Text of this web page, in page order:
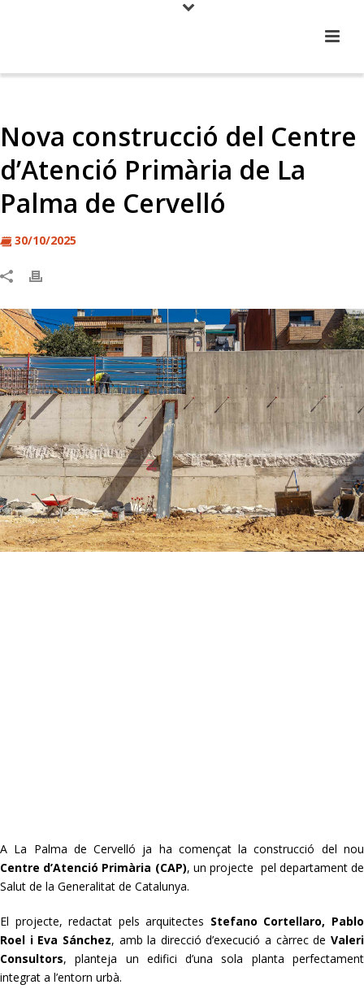
Nova construcció del Centre
d’Atenció Primària de La
Palma de Cervelló
30/10/2025
A La Palma de Cervelló ja ha començat la construcció del nou
Centre d’Atenció Primària (CAP), un projecte pel departament de
Salut de la Generalitat de Catalunya.
El projecte, redactat pels arquitectes Stefano Cortellaro, Pablo
Roel i Eva Sánchez, amb la direcció d’execució a càrrec deValeri
Consultors, planteja un edifici d’una sola planta perfectament
integrat a l’entorn urbà.